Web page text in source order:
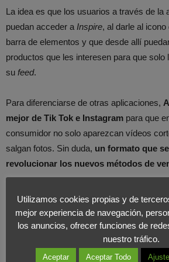
La idea es que los usuarios a través de la
puedan acceder a Inspire, al darle al
barra de elementos y que desde allí
productos que les interesen para que
su feed.
Para diferenciarse de otras aplicaciones,
mejor de Tik Tok e Instagram para que
consumidor no solo aparezcan vídeos
salgan fotos. Sin duda, un formato que
revolucionar los nuevos métodos de
Cuando un cliente vea un contenido con la
que le guste, solo tendrá que indicarlo y
todos los detalles”, podrán comprarlos
método visual, pero sobre todo rápido,
de un producto será más sencilla que
Utilizamos cookies propias y de
mejor experiencia de navegación,
los anuncios, ofrecer funciones de
nuestro tráfico.
Aceptar Aceptar Todo